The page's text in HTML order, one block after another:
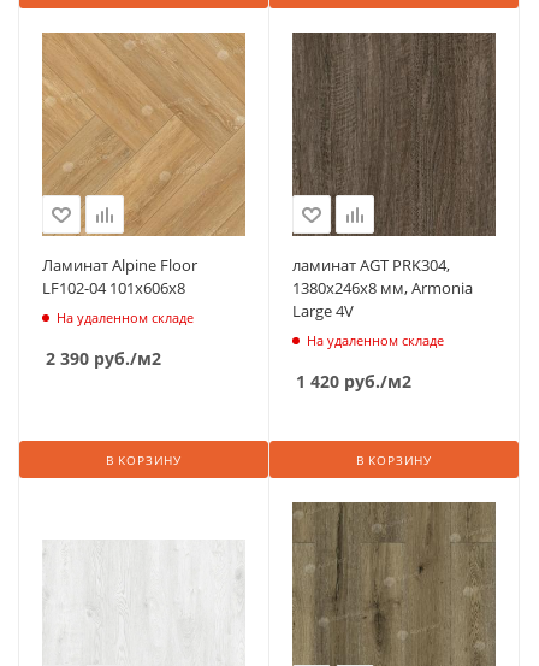
Ламинат Alpine Floor
LF102-04 101х606х8
На удаленном складе
2 390 руб./м2
В КОРЗИНУ
ламинат AGT PRK304,
1380х246х8 мм, Armonia
Large 4V
На удаленном складе
1 420 руб./м2
В КОРЗИНУ